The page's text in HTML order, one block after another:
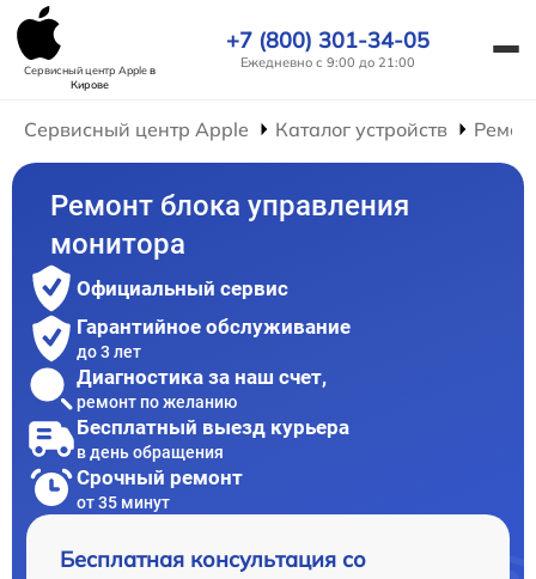
Сервисный центр Appleв
Кирове
+7 (800) 301-34-05
Ежедневно с 9:00 до 21:00
Сервисный центр Apple Каталог устройств
Ремонт блока управления
монитора
Официальный сервис
Гарантийное обслуживание
до 3 лет
Диагностика за наш счет,
ремонт по желанию
Бесплатный выезд курьера
в день обращения
Срочный ремонт
от 35 минут
Бесплатная консультация со